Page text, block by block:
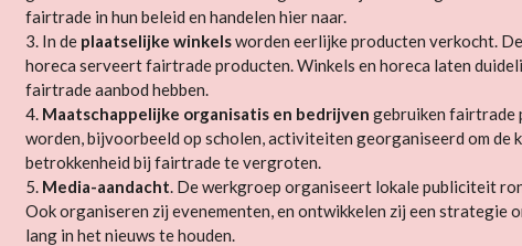
fairtrade in hun beleid en handelen hier naar.
3. In de plaatselijke winkelsworden eerlijke producten verkocht.
horeca serveert fairtrade producten. Winkels en horeca laten
fairtrade aanbod hebben.
4. Maatschappelijke organisatis en bedrijven gebruiken fairtrade
worden, bijvoorbeeld op scholen, activiteiten georganiseerd om de
betrokkenheid bij fairtrade te vergroten.
5. Media-aandacht . De werkgroep organiseert lokale publiciteit
Ook organiseren zij evenementen, en ontwikkelen zij een strategie
lang in het nieuws te houden.